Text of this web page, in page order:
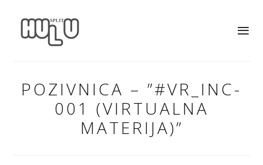
POZIVNICA – ”#VR_INC-
001 (VIRTUALNA
MATERIJA)”